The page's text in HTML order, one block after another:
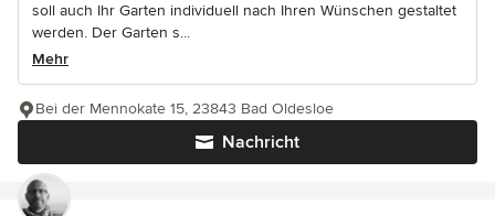
soll auch Ihr Garten individuell nach Ihren Wünschen gestaltet
werden. Der Garten s...
Mehr
Nachricht
Bei der Mennokate 15, 23843 Bad Oldesloe